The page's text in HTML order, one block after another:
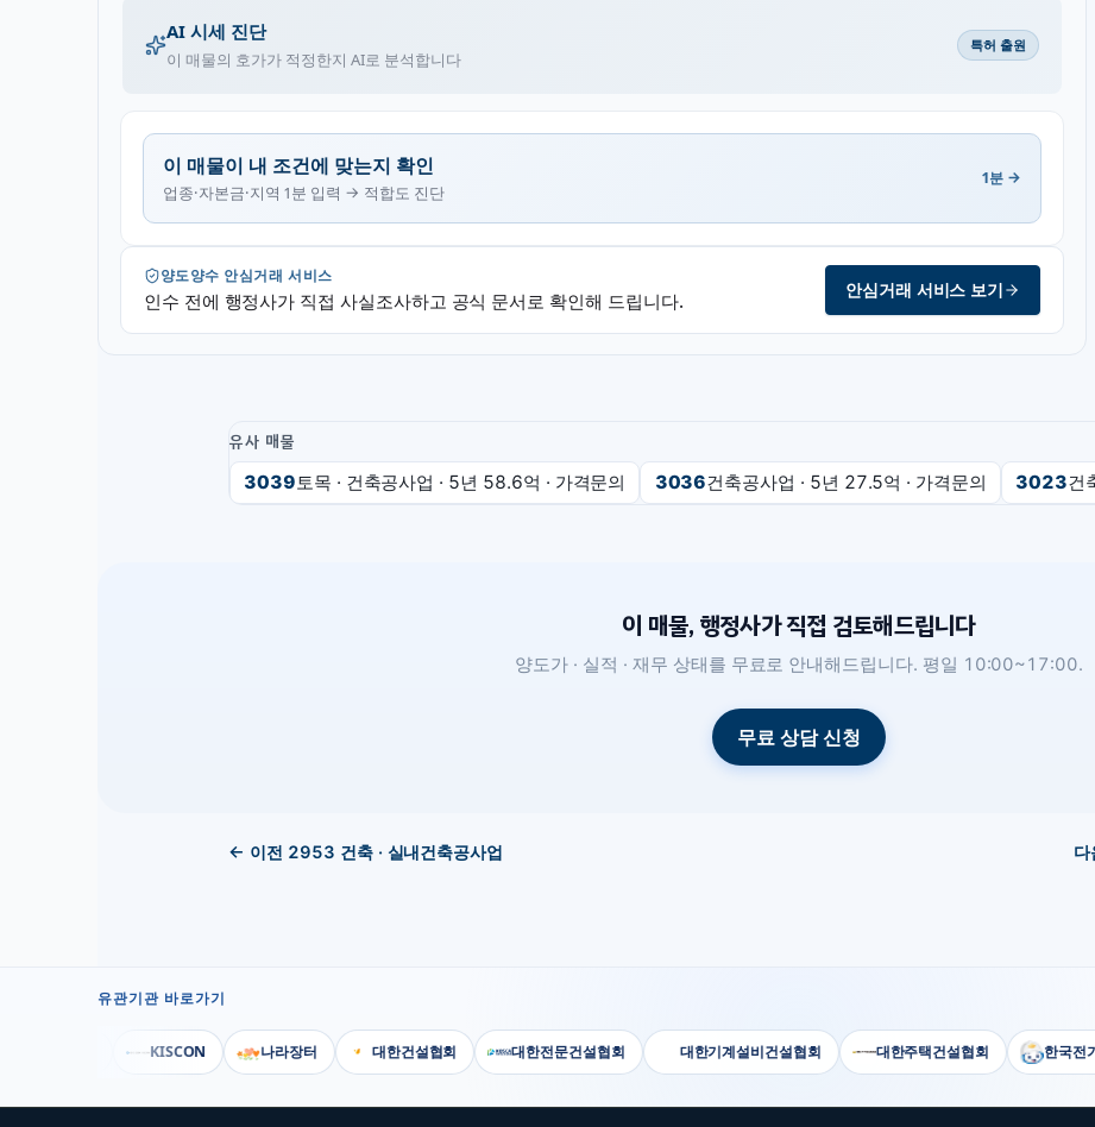
AI 시세 진단
이 매물의 호가가 적정한지 AI로 분석합니다
특허 출원
이 매물이 내 조건에 맞는지 확인
업종·자본금·지역 1분 입력 → 적합도 진단
1분 →
양도양수 안심거래 서비스
인수 전에 행정사가 직접 사실조사하고 공식 문서로 확인해 드립니다. 안심거래 서비스 보기
유사 매물
3039토목 · 건축공사업 · 5년 58.6억 · 가격문의 3036건축공사업 · 5년 27.5억 · 가격문의 3023건
이 매물, 행정사가 직접 검토해드립니다
양도가 · 실적 · 재무 상태를 무료로 안내해드립니다. 평일 10:00~17:00.
무료 상담 신청
← 이전 2953 건축 · 실내건축공사업 다
유관기관 바로가기
KISCON 나라장터 대한건설협회 대한전문건설협회 대한기계설비건설협회 대한주택건설협회 한국전기공